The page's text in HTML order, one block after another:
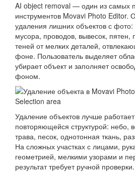
AI object removal — один из самых
инструментов Movavi Photo Editor.
удаления лишних объектов с
мусора, проводов, вывесок, пятен,
теней от мелких деталей,
фоне. Пользователь выделяет
убирает объект и заполняет
фоном.
Удаление объектов лучше
повторяющейся структурой: небо,
трава, песок, однотонная ткань,
На сложных участках с лицами,
геометрией, мелкими узорами и
результат требует ручной проверки.